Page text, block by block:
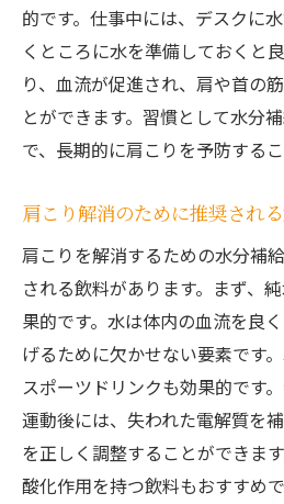
的です。仕事中には、デスクに
くところに水を準備しておくと
り、血流が促進され、肩や首の
とができます。習慣として水分
で、長期的に肩こりを予防するこ
肩こり解消のために推奨され
肩こりを解消するための水分補
される飲料があります。まず、
果的です。水は体内の血流を良
げるために欠かせない要素です
スポーツドリンクも効果的です
運動後には、失われた電解質を
を正しく調整することができま
酸化作用を持つ飲料もおすすめ